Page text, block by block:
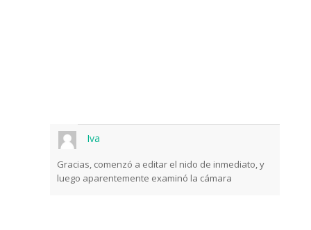
Iva
Gracias, comenzó a editar el nido de inmediato, y
luego aparentemente examinó la cámara